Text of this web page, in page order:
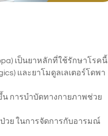
เป็นยาหลักที่ใช้รักษาโรคนี้
และยาโมดูลเลเตอร์โดพา
น การบำบัดทางกายภาพช่วย
วย ในการจัดการกับอารมณ์